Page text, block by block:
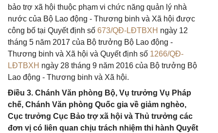
bảo trợ xã hội thuộc phạm vi chức năng quản lý nhà
nước của Bộ Lao động - Thương binh và Xã hội được
công bố tại Quyết định số 673/QĐ-LĐTBXH ngày 12
tháng 5 năm 2017 của Bộ trưởng Bộ Lao động -
Thương binh và Xã hội và Quyết định số 1266/QĐ-
LĐTBXH ngày 28 tháng 9 năm 2016 của Bộ trưởng Bộ
Lao động - Thương binh và Xã hội.
Điều 3. Chánh Văn phòng Bộ, Vụ trưởng Vụ Pháp
chế, Chánh Văn phòng Quốc gia về giảm nghèo,
Cục trưởng Cục Bảo trợ xã hội và Thủ trưởng các
đơn vị có liên quan chịu trách nhiệm thi hành Quyết